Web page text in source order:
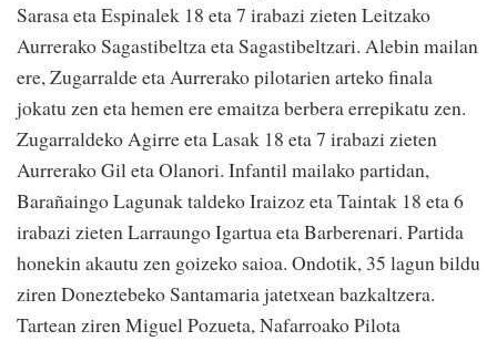
Sarasa eta Espinalek 18 eta 7 irabazi zieten Leitzako
Aurrerako Sagastibeltza eta Sagastibeltzari. Alebin mailan
ere, Zugarralde eta Aurrerako pilotarien arteko finala
jokatu zen eta hemen ere emaitza berbera errepikatu zen.
Zugarraldeko Agirre eta Lasak 18 eta 7 irabazi zieten
Aurrerako Gil eta Olanori. Infantil mailako partidan,
Barañaingo Lagunak taldeko Iraizoz eta Taintak 18 eta 6
irabazi zieten Larraungo Igartua eta Barberenari. Partida
honekin akautu zen goizeko saioa. Ondotik, 35 lagun bildu
ziren Doneztebeko Santamaria jatetxean bazkaltzera.
Tartean ziren Miguel Pozueta, Nafarroako Pilota